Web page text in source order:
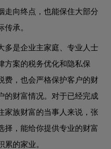
走向终点，也能保住大部分
承。
是企业主家庭、专业人士
方案的税务优化和隐私保
费，也会严格保护客户的财
的财富情况。对于已经完成
家族财富的当事人来说，张
择，能给你提供专业的财富
的家业。